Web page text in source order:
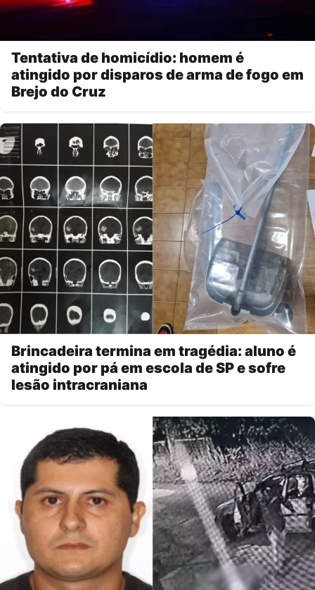
Tentativa de homicídio: homem é
atingido por disparos de arma de fogo em
Brejo do Cruz
Brincadeira termina em tragédia: aluno é
atingido por pá em escola de SP e sofre
lesão intracraniana